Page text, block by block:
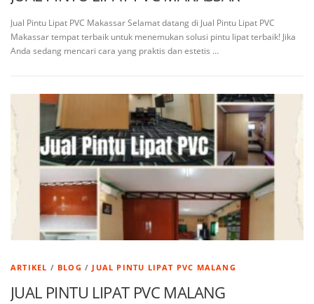
Jual Pintu Lipat PVC Makassar Selamat datang di Jual Pintu Lipat PVC
Makassar tempat terbaik untuk menemukan solusi pintu lipat terbaik! Jika
Anda sedang mencari cara yang praktis dan estetis …
ARTIKEL / BLOG / JUAL PINTU LIPAT PVC MALANG
JUAL PINTU LIPAT PVC MALANG